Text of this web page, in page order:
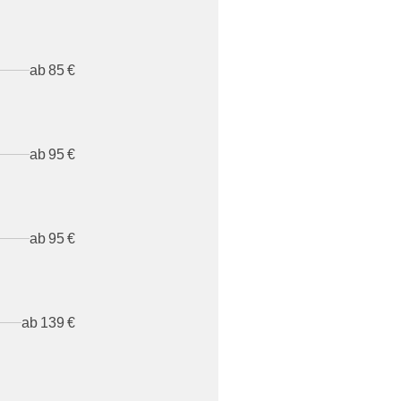
ab 85 €
ab 95 €
ab 95 €
ab 139 €